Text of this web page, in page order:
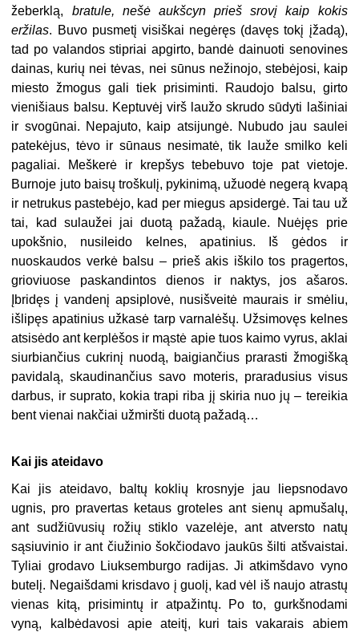
žeberklą, bratule, nešė aukšcyn prieš srovį kaip kokis
eržilas. Buvo pusmetį visiškai negėręs (davęs tokį įžadą),
tad po valandos stipriai apgirto, bandė dainuoti senovines
dainas, kurių nei tėvas, nei sūnus nežinojo, stebėjosi, kaip
miesto žmogus gali tiek prisiminti. Raudojo balsu, girto
vienišiaus balsu. Keptuvėj virš laužo skrudo sūdyti lašiniai
ir svogūnai. Nepajuto, kaip atsijungė. Nubudo jau saulei
patekėjus, tėvo ir sūnaus nesimatė, tik lauže smilko keli
pagaliai. Meškerė ir krepšys tebebuvo toje pat vietoje.
Burnoje juto baisų troškulį, pykinimą, užuodė negerą kvapą
ir netrukus pastebėjo, kad per miegus apsidergė. Tai tau už
tai, kad sulaužei jai duotą pažadą, kiaule. Nuėjęs prie
upokšnio, nusileido kelnes, apatinius. Iš gėdos ir
nuoskaudos verkė balsu – prieš akis iškilo tos pragertos,
grioviuose paskandintos dienos ir naktys, jos ašaros.
Įbridęs į vandenį apsiplovė, nusišveitė maurais ir smėliu,
išlipęs apatinius užkasė tarp varnalėšų. Užsimovęs kelnes
atsisėdo ant kerplėšos ir mąstė apie tuos kaimo vyrus, aklai
siurbiančius cukrinį nuodą, baigiančius prarasti žmogišką
pavidalą, skaudinančius savo moteris, praradusius visus
darbus, ir suprato, kokia trapi riba jį skiria nuo jų – tereikia
bent vienai nakčiai užmiršti duotą pažadą…
Kai jis ateidavo
Kai jis ateidavo, baltų koklių krosnyje jau liepsnodavo
ugnis, pro pravertas ketaus groteles ant sienų apmušalų,
ant sudžiūvusių rožių stiklo vazelėje, ant atversto natų
sąsiuvinio ir ant čiužinio šokčiodavo jaukūs šilti atšvaistai.
Tyliai grodavo Liuksemburgo radijas. Ji atkimšdavo vyno
butelį. Negaišdami krisdavo į guolį, kad vėl iš naujo atrastų
vienas kitą, prisimintų ir atpažintų. Po to, gurkšnodami
vyną, kalbėdavosi apie ateitį, kuri tais vakarais abiem